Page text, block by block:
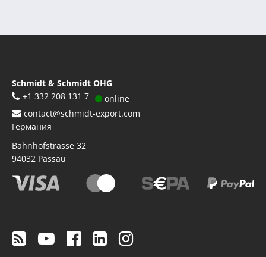
Schmidt & Schmidt OHG
+1 332 208 131 7
online
contact@schmidt-export.com
Германия
Bahnhofstrasse 32
94032 Passau